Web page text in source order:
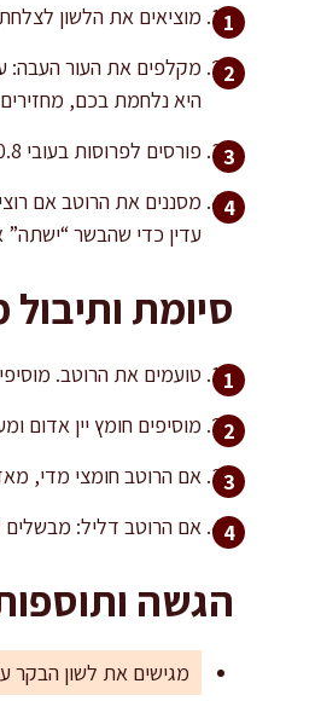
מוציאים את הלשון לצלחת ונותנים לה לנוח 10–15 דקות עד שאפשר
מקלפים את העור העבה:
היא נלחמת בכם, מחזירים לסיר
פורסים לפרוסות בעובי 0.8–1.2 ס"מ. לפרוסות סופר רכות שמחזיקות יפה ברוטב, אני אוהבת 1 ס"מ.
עדין כדי שהבשר
סיומת ותיבול
טועמים את הרוטב. מוסיפים מלח
מוסיפים חומץ יין אדום
אם הרוטב חומצי מדי,
אם הרוטב דליל: מבשלים ללא מכסה 10–20 דקות לצמצום. אם הוא סמיך מדי:
הגשה
מגישים את לשון הבקר